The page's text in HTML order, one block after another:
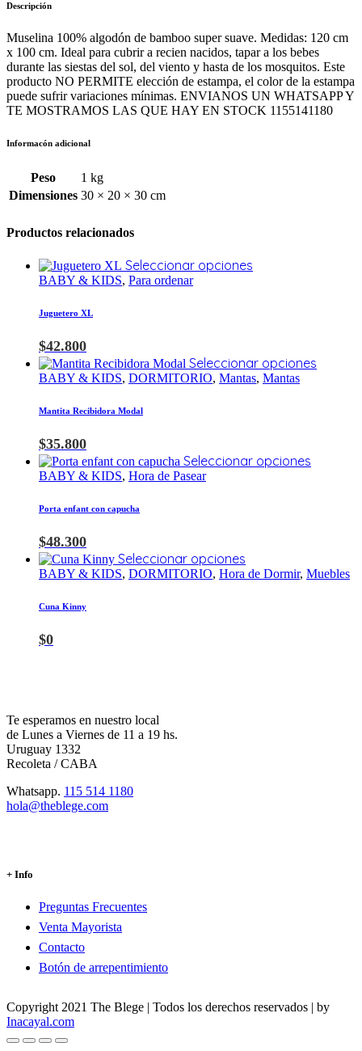
Descripción
Muselina 100% algodón de bamboo super suave. Medidas: 120 cm
x 100 cm. Ideal para cubrir a recien nacidos, tapar a los bebes
durante las siestas del sol, del viento y hasta de los mosquitos. Este
producto NO PERMITE elección de estampa, el color de la estampa
puede sufrir variaciones mínimas. ENVIANOS UN WHATSAPP Y
TE MOSTRAMOS LAS QUE HAY EN STOCK 1155141180
Informacón adicional
Peso
1 kg
Dimensiones 30 × 20 × 30 cm
Productos relacionados
Seleccionar opciones
BABY & KIDS, Para ordenar
Juguetero XL
$42.800
Seleccionar opciones
BABY & KIDS, DORMITORIO, Mantas, Mantas
Mantita Recibidora Modal
$35.800
Seleccionar opciones
BABY & KIDS, Hora de Pasear
Porta enfant con capucha
$48.300
Seleccionar opciones
BABY & KIDS, DORMITORIO, Hora de Dormir, Muebles
Cuna Kinny
$0
Te esperamos en nuestro local
de Lunes a Viernes de 11 a 19 hs.
Uruguay 1332
Recoleta / CABA
Whatsapp. 115 514 1180
hola@theblege.com
+ Info
Preguntas Frecuentes
Venta Mayorista
Contacto
Botón de arrepentimiento
Copyright 2021 The Blege | Todos los derechos reservados | by
Inacayal.com